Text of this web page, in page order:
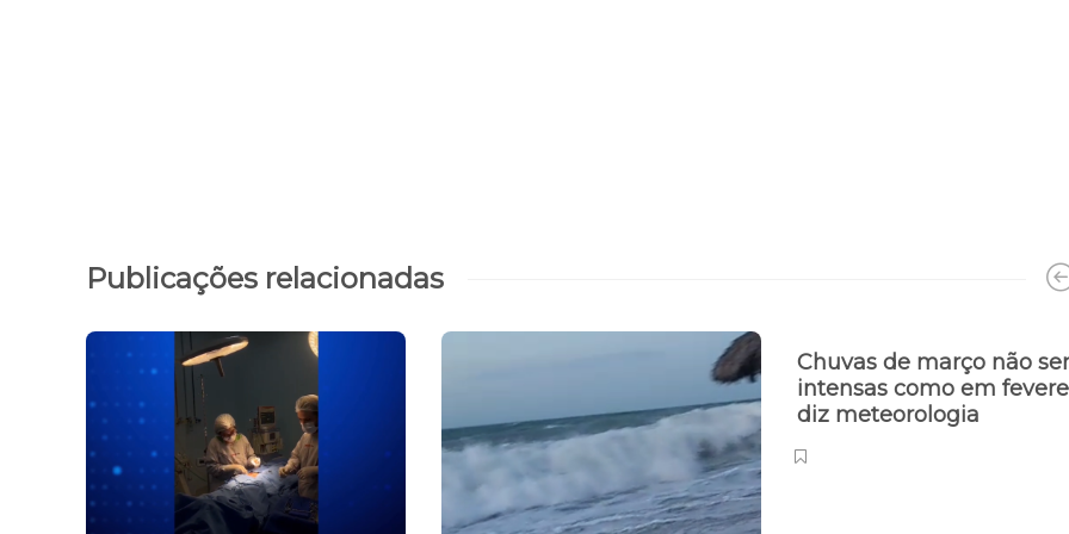
Publicações relacionadas
Chuvas de março não
intensas como em
diz meteorologia